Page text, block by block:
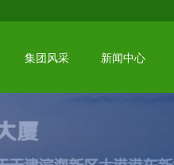
集团风采 新闻中心